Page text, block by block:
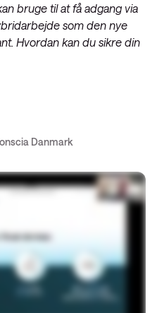
bruge til at få adgang via
som den nye
Hvordan kan du sikre din
Danmark